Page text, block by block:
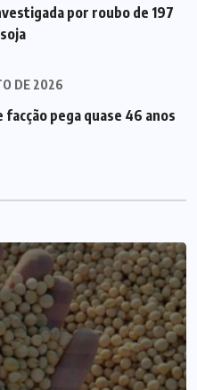
por roubo de 197
DE 2026
pega quase 46 anos